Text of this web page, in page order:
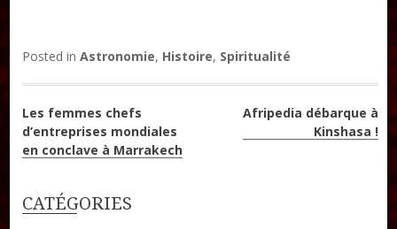
Posted inAstronomie, Histoire, Spiritualité
Navigation
de
Les femmes chefs
d’entreprises mondiales
en conclave à Marrakech
Afripedia débarque à
Kinshasa !
CATÉGORIES